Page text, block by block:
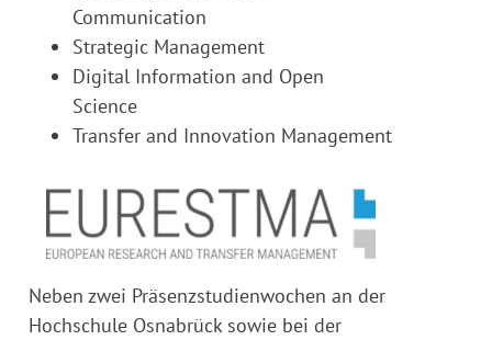
Communication
Strategic Management
Digital Information and Open
Science
Transfer and Innovation Management
Neben zwei Präsenzstudienwochen an der
Hochschule Osnabrück sowie bei der